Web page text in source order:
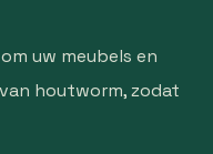
uw meubels en
houtworm, zodat